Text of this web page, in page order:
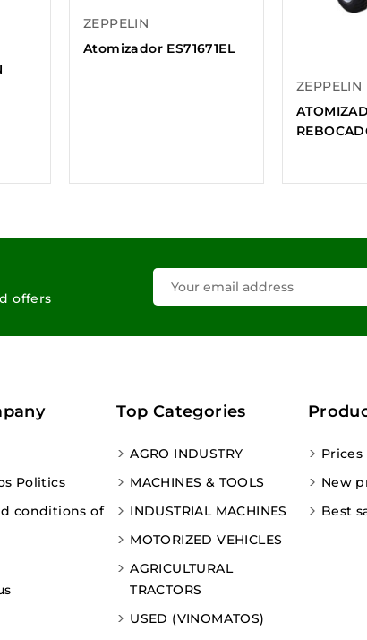
ZEPPELIN
Atomizador ES71671EL
ZEPPELIN
offers
Politics
conditions of
Top Categories
AGRO INDUSTRY
MACHINES & TOOLS
INDUSTRIAL MACHINES
MOTORIZED VEHICLES
AGRICULTURAL
TRACTORS
USED (VINOMATOS)
New
Best